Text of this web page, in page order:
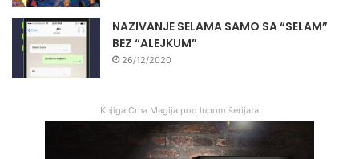
NAZIVANJE SELAMA SAMO SA “SELAM”
BEZ “ALEJKUM”
26/12/2020
Knjiga Crna Magija pod lupom šerijata